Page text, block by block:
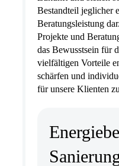
Bestandteil jeglicher
Beratungsleistung
Projekte und
das Bewusstsein für
vielfältigen Vorteile
schärfen und
für unsere Klienten